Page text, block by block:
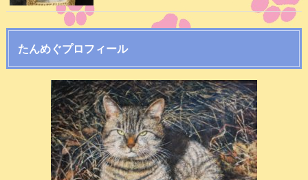
たんめぐプロフィール